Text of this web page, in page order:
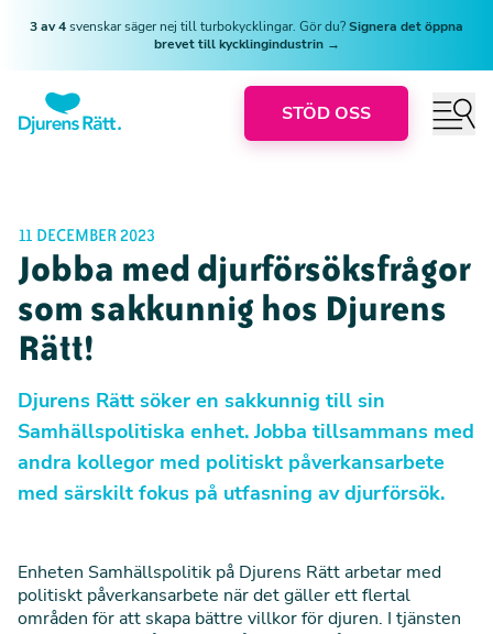
3 av 4svenskar säger nej till turbokycklingar. Gör du?Signera det öppna
brevet till kycklingindustrin →
STÖD OSS
11 DECEMBER 2023
Jobba med djurförsöksfrågor
som sakkunnig hos Djurens
Rätt!
Djurens Rätt söker en sakkunnig till sin
Samhällspolitiska enhet. Jobba tillsammans med
andra kollegor med politiskt påverkansarbete
med särskilt fokus på utfasning av djurförsök.
Enheten Samhällspolitik på Djurens Rätt arbetar med
politiskt påverkansarbete när det gäller ett flertal
områden för att skapa bättre villkor för djuren. I tjänsten